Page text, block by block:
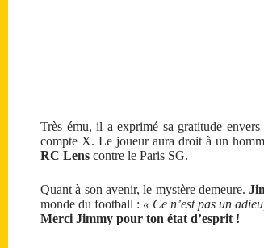
Très ému, il a exprimé sa gratitude
compte X. Le joueur aura droit à un
RC Lens contre le Paris SG.
Quant à son avenir, le mystère demeure.
monde du football : « Ce n’est pas un
Merci Jimmy pour ton état d’esprit !